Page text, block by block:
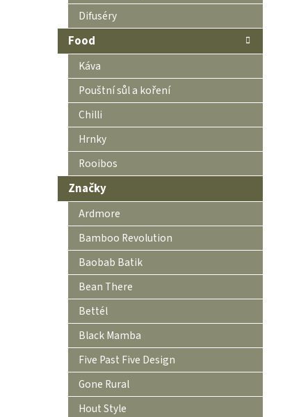
Difuséry
Food
Káva
Pouštní sůl a koření
Chilli
Hrnky
Rooibos
Značky
Ardmore
Bamboo Revolution
Baobab Batik
Bean There
Bettél
Black Mamba
Five Past Five Design
Gone Rural
Hout Style